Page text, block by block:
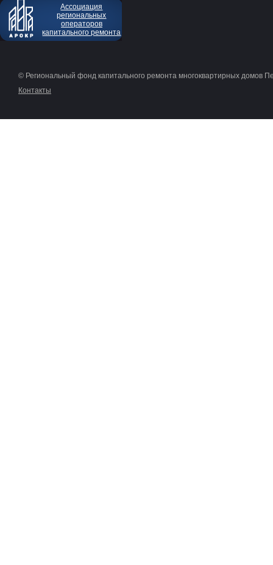
Ассоциация
региональных
операторов
капитального ремонта
© Региональный фонд капитального ремонта многоквартирных домов
Контакты